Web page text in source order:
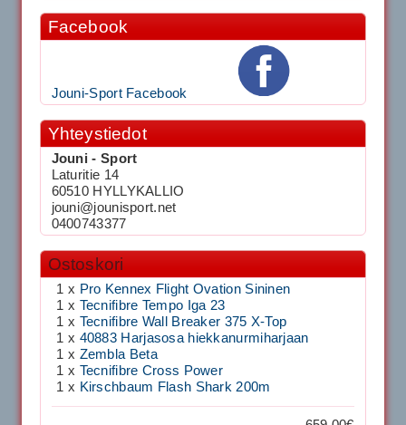
Facebook
Jouni-Sport Facebook
Yhteystiedot
Jouni - Sport
Laturitie 14
60510 HYLLYKALLIO
jouni@jounisport.net
0400743377
Ostoskori
1 x Pro Kennex Flight Ovation Sininen
1 x Tecnifibre Tempo Iga 23
1 x Tecnifibre Wall Breaker 375 X-Top
1 x 40883 Harjasosa hiekkanurmiharjaan
1 x Zembla Beta
1 x Tecnifibre Cross Power
1 x Kirschbaum Flash Shark 200m